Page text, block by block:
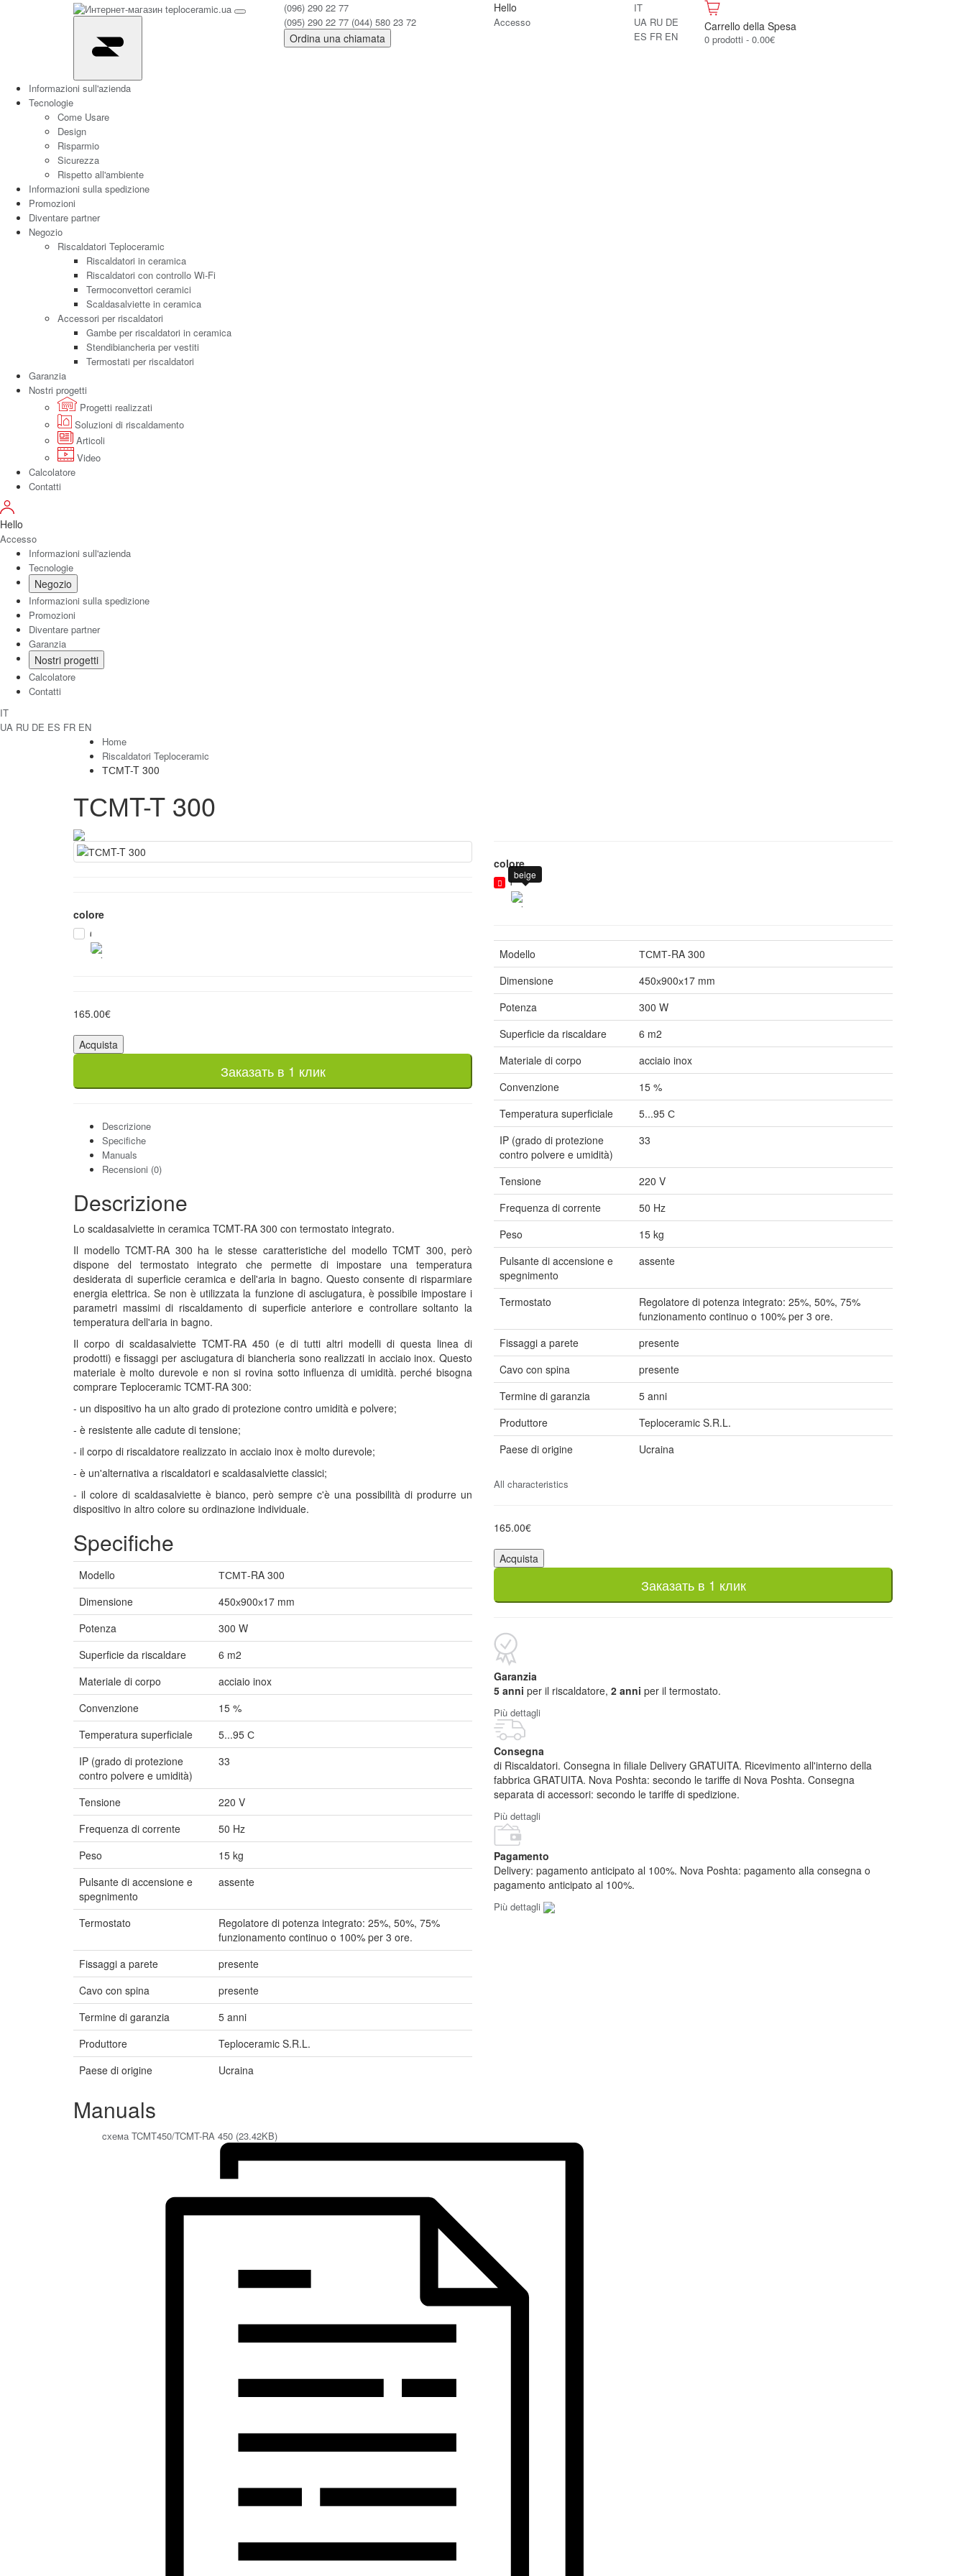
(096) 290 22 77
(095) 290 22 77 (044) 580 23 72
Ordina una chiamata
Hello
Accesso
IT
UA RU DE
ES FR EN
Carrello della Spesa
0 prodotti - 0.00€
Informazioni sull'azienda
Tecnologie
Come Usare
Design
Risparmio
Sicurezza
Rispetto all'ambiente
Informazioni sulla spedizione
Promozioni
Diventare partner
Negozio
Riscaldatori Teploceramic
Riscaldatori in ceramica
Riscaldatori con controllo Wi-Fi
Termoconvettori ceramici
Scaldasalviette in ceramica
Accessori per riscaldatori
Gambe per riscaldatori in ceramica
Stendibiancheria per vestiti
Termostati per riscaldatori
Garanzia
Nostri progetti
Progetti realizzati
Soluzioni di riscaldamento
Articoli
Video
Calcolatore
Contatti
Hello
Accesso
Informazioni sull'azienda
Tecnologie
Negozio
Informazioni sulla spedizione
Promozioni
Diventare partner
Garanzia
Nostri progetti
Calcolatore
Contatti
IT
UA RU DE ES FR EN
Home
Riscaldatori Teploceramic
ТСМT-T 300
ТСМT-T 300
colore
1
165.00€
Acquista
Заказать в 1 клик
Descrizione
Specifiche
Manuals
Recensioni (0)
Descrizione
Lo scaldasalviette in ceramica TCMT-RA 300 con termostato integrato.
Il modello TCMT-RA 300 ha le stesse caratteristiche del modello TCMT 300, però
dispone del termostato integrato che permette di impostare una temperatura
desiderata di superficie ceramica e dell'aria in bagno. Questo consente di risparmiare
energia elettrica. Se non è utilizzata la funzione di asciugatura, è possibile impostare i
parametri massimi di riscaldamento di superficie anteriore e controllare soltanto la
temperatura dell'aria in bagno.
Il corpo di scaldasalviette TCMT-RA 450 (e di tutti altri modelli di questa linea di
prodotti) e fissaggi per asciugatura di biancheria sono realizzati in acciaio inox. Questo
materiale è molto durevole e non si rovina sotto influenza di umidità. perché bisogna
comprare Teploceramic TCMT-RA 300:
- un dispositivo ha un alto grado di protezione contro umidità e polvere;
- è resistente alle cadute di tensione;
- il corpo di riscaldatore realizzato in acciaio inox è molto durevole;
- è un'alternativa a riscaldatori e scaldasalviette classici;
- il colore di scaldasalviette è bianco, però sempre c'è una possibilità di produrre un
dispositivo in altro colore su ordinazione individuale.
Specifiche
Modello
ТСМТ-RA 300
Dimensione
450х900х17 mm
Potenza
300 W
Superficie da riscaldare
6 m2
Materiale di corpo
acciaio inox
Convenzione
15 %
Temperatura superficiale
5...95 С
IP (grado di protezione
contro polvere e umidità)
33
Tensione
220 V
Frequenza di corrente
50 Hz
Peso
15 kg
Pulsante di accensione e
spegnimento
assente
Termostato
Regolatore di potenza integrato: 25%, 50%, 75%
funzionamento continuo o 100% per 3 ore.
Fissaggi a parete
presente
Cavo con spina
presente
Termine di garanzia
5 anni
Produttore
Teploceramic S.R.L.
Paese di origine
Ucraina
Manuals
cхема TCMT450/TCMT-RA 450 (23.42KB)
colore
1beige
Modello
ТСМТ-RA 300
Dimensione
450х900х17 mm
Potenza
300 W
Superficie da riscaldare
6 m2
Materiale di corpo
acciaio inox
Convenzione
15 %
Temperatura superficiale
5...95 С
IP (grado di protezione
contro polvere e umidità)
33
Tensione
220 V
Frequenza di corrente
50 Hz
Peso
15 kg
Pulsante di accensione e
spegnimento
assente
Termostato
Regolatore di potenza integrato: 25%, 50%, 75%
funzionamento continuo o 100% per 3 ore.
Fissaggi a parete
presente
Cavo con spina
presente
Termine di garanzia
5 anni
Produttore
Teploceramic S.R.L.
Paese di origine
Ucraina
All characteristics
165.00€
Acquista
Заказать в 1 клик
Garanzia
5 anni per il riscaldatore, 2 anni per il termostato.
Più dettagli
Consegna
di Riscaldatori. Consegna in filiale Delivery GRATUITA. Ricevimento all'interno della
fabbrica GRATUITA. Nova Poshta: secondo le tariffe di Nova Poshta. Consegna
separata di accessori: secondo le tariffe di spedizione.
Più dettagli
Pagamento
Delivery: pagamento anticipato al 100%. Nova Poshta: pagamento alla consegna o
pagamento anticipato al 100%.
Più dettagli